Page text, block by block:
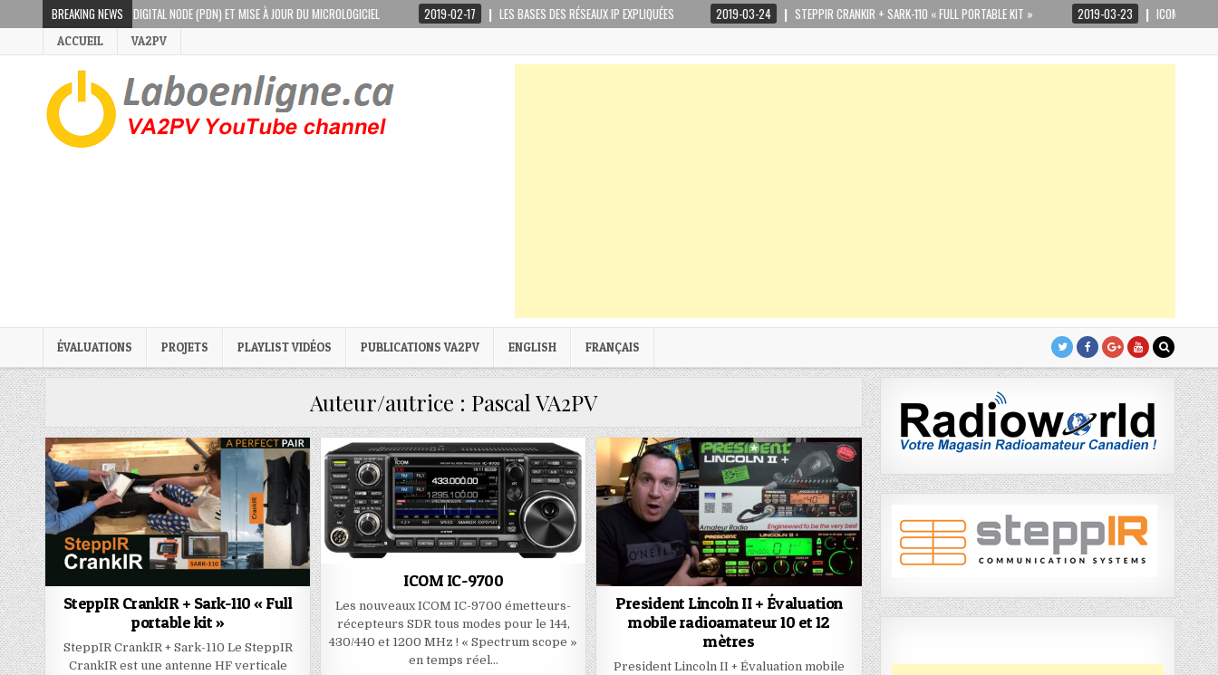
BREAKING NEWS
X PORTABLE DIGITAL NODE (PDN) ET MISE À JOUR DU MICROLOGICIEL 2019-02-17 LES BASES DES RÉSEAUX IP EXPLIQUÉES 2019-03-24 STEPPIR CRANKIR + SARK-110 « FULL PORTABLE KIT » 2019-03-23 ICOM IC-9700
ACCUEIL VA2PV
ÉVALUATIONS PROJETS PLAYLIST VIDÉOS PUBLICATIONS VA2PV ENGLISH FRANÇAIS
Auteur/autrice : Pascal VA2PV
SteppIR CrankIR + Sark-110 « Full
portable kit »
SteppIR CrankIR + Sark-110 Le SteppIR
CrankIR est une antenne HF verticale
ICOM IC-9700
Les nouveaux ICOM IC-9700 émetteurs-
récepteurs SDR tous modes pour le 144,
430/440 et 1200 MHz ! « Spectrum scope »
en temps réel…
President Lincoln II + Évaluation
mobile radioamateur 10 et 12
mètres
President Lincoln II + Évaluation mobile